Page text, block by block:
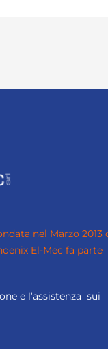
nel Marzo 2013
El-Mec fa parte
e l’assistenza sui